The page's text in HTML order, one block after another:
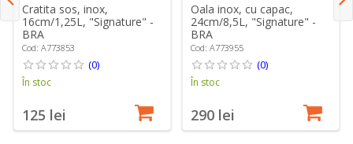
Cratita sos, inox,
16cm/1,25L, "Signature" -
BRA
Cod: A773853
(0)
În stoc
125 lei
Oala inox, cu capac,
24cm/8,5L, "Signature" -
BRA
Cod: A773955
(0)
În stoc
290 lei